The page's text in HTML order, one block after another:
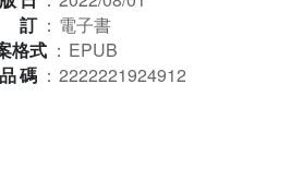
訂 ： 電子書
格式 ： EPUB
碼 ： 2222221924912